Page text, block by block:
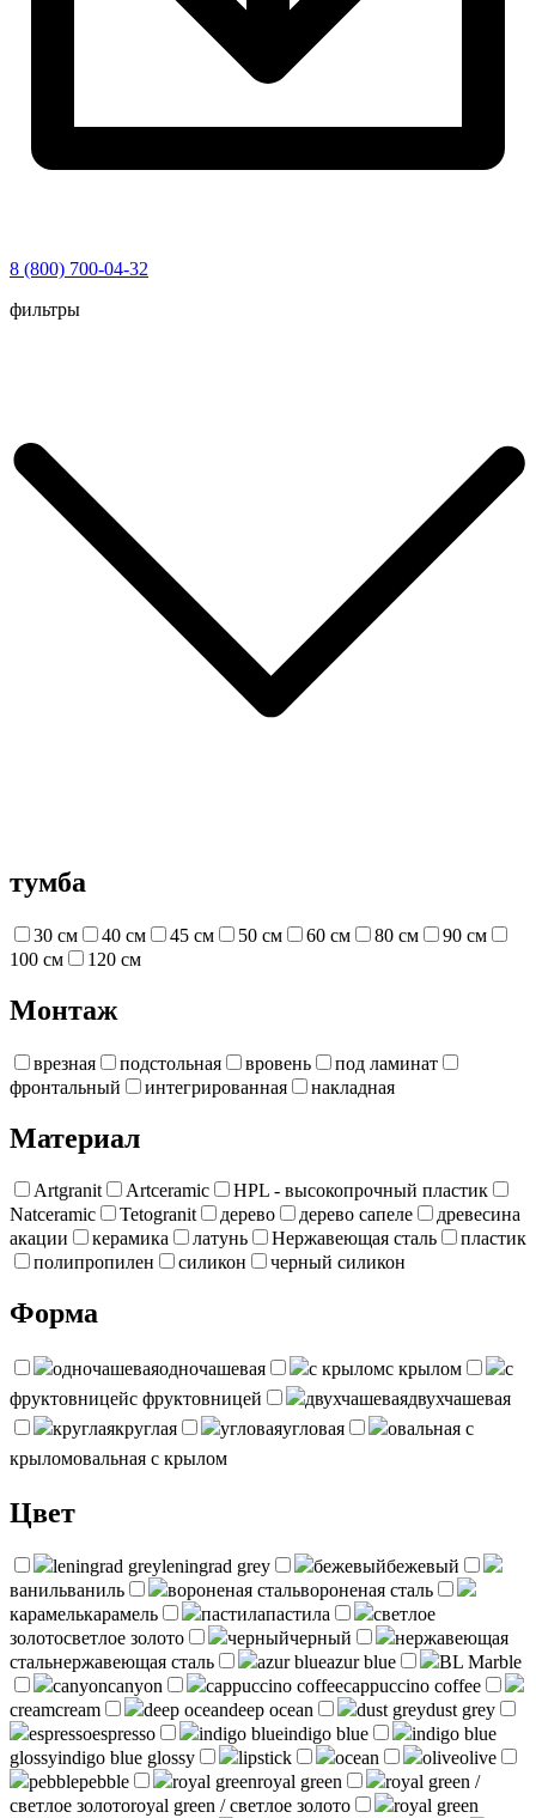
8 (800) 700-04-32
Перейти
фильтры
тумба
30 см 40 см 45 см 50 см 60 см 80 см
90 см
100 см
120 см
Монтаж
врезная подстольная вровень
под ламинат
фронтальный
интегрированная накладная
Материал
Artgranit Artceramic
HPL - высокопрочный пластик
Natceramic
Tetogranit дерево дерево сапеле
древесина
акации
керамика латунь Нержавеющая сталь
пластик
полипропилен
силикон черный силикон
Форма
одночашеваяодночашевая с крыломс крылом
с
фруктовницейс фруктовницей двухчашеваядвухчашевая
круглаякруглая угловаяугловая
овальная с
крыломовальная с крылом
Цвет
leningrad greyleningrad grey бежевыйбежевый
ванильваниль вороненая стальвороненая сталь
карамелькарамель пастилапастила
светлое
золотосветлое золото черныйчерный
нержавеющая
стальнержавеющая сталь azur blueazur blue
BL Marble
canyoncanyon cappuccino coffeecappuccino coffee
creamcream deep oceandeep ocean dust greydust grey
espressoespresso indigo blueindigo blue
indigo blue
glossyindigo blue glossy lipstick ocean oliveolive
pebblepebble royal greenroyal green
royal green /
светлое золотоroyal green / светлое золото
royal green